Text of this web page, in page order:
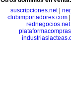
suscripciones.net|
clubimportadores.com
rednegocios.net|